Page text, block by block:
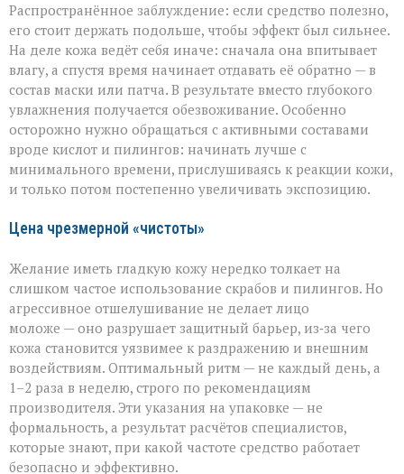
Распространённое заблуждение: если средство полезно,
его стоит держать подольше, чтобы эффект был сильнее.
На деле кожа ведёт себя иначе: сначала она впитывает
влагу, а спустя время начинает отдавать её обратно — в
состав маски или патча. В результате вместо глубокого
увлажнения получается обезвоживание. Особенно
осторожно нужно обращаться с активными составами
вроде кислот и пилингов: начинать лучше с
минимального времени, прислушиваясь к реакции кожи,
и только потом постепенно увеличивать экспозицию.
Цена чрезмерной «чистоты»
Желание иметь гладкую кожу нередко толкает на
слишком частое использование скрабов и пилингов. Но
агрессивное отшелушивание не делает лицо
моложе — оно разрушает защитный барьер, из‑за чего
кожа становится уязвимее к раздражению и внешним
воздействиям. Оптимальный ритм — не каждый день, а
1–2 раза в неделю, строго по рекомендациям
производителя. Эти указания на упаковке — не
формальность, а результат расчётов специалистов,
которые знают, при какой частоте средство работает
безопасно и эффективно.